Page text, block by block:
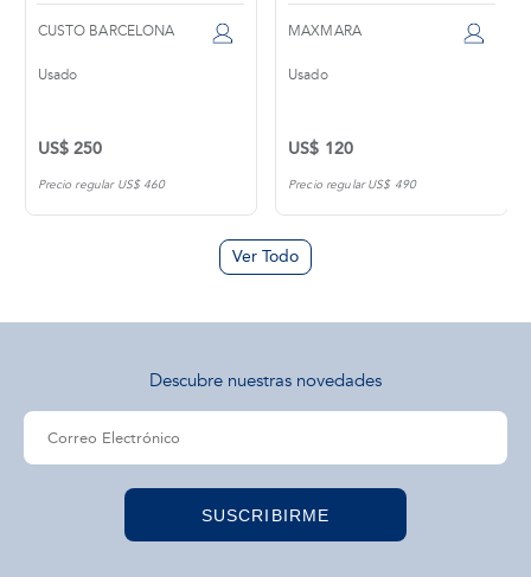
CUSTO BARCELONA
Usado
US$ 250
Precio regular US$ 460
MAXMARA
Usado
US$ 120
Precio regular US$ 490
Ver Todo
Descubre nuestras novedades
SUSCRIBIRME